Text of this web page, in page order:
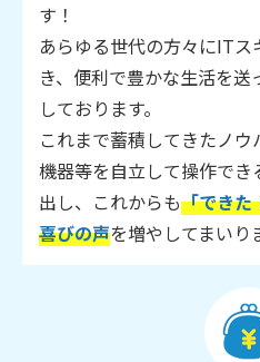
す！
あらゆる世代の方々にIT
き、便利で豊かな生活を
しております。
これまで蓄積してきたノ
機器等を自立して操作で
出し、これからも「できた
喜びの声を増やしてまいり